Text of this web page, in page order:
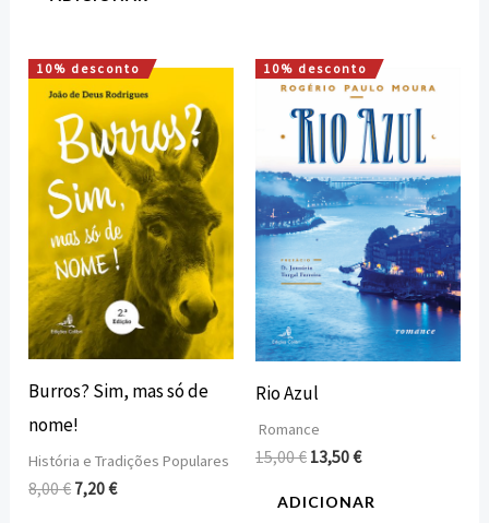
10% desconto
Burros? Sim, mas só de
nome!
História e Tradições Populares
8,00€
O
preço
original
era:
8,00 €.
7,20€
O
preço
atual
é:
7,20 €.
10% desconto
Rio Azul
Romance
15,00€
O
preço
original
era:
15,00 €.
13,50€
O
preço
atual
é:
13,50 €.
ADICIONAR